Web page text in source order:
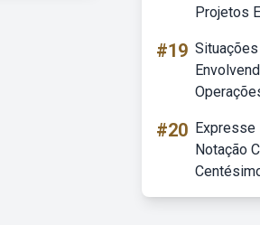
Projetos
#19
#20 Expresse
Notação